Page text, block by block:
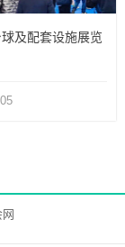
及配套设施展览